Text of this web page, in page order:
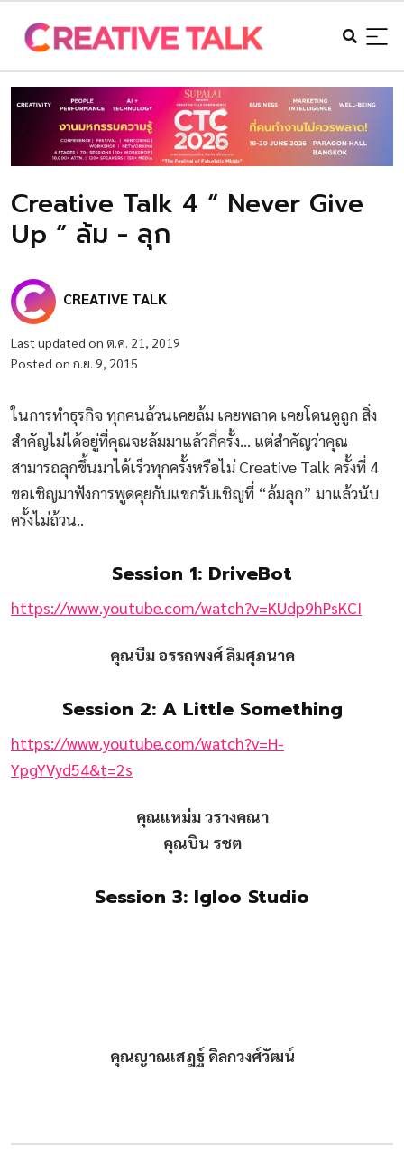
Creative Talk 4 “ Never Give
Up ” ล้ม - ลุก
CREATIVE TALK
Last updated on ต.ค. 21, 2019
Posted on ก.ย. 9, 2015
ในการทําธุรกิจ ทุกคนล้วนเคยล้ม เคยพลาด เคยโดนดูถูก สิ่ง
สําคัญไม่ได้อยู่ที่คุณจะล้มมาแล้วกี่ครั้ง… แต่สําคัญว่าคุณ
สามารถลุกขึ้นมาได้เร็วทุกครั้งหรือไม่ Creative Talk ครั้งที่ 4
ขอเชิญมาฟังการพูดคุยกับแขกรับเชิญที่ “ล้มลุก” มาแล้วนับ
ครั้งไม่ถ้วน..
Session 1: DriveBot
https://www.youtube.com/watch?v=KUdp9hPsKCI
คุณบีม อรรถพงศ์ ลิมศุภนาค
Session 2: A Little Something
https://www.youtube.com/watch?v=H-
YpgYVyd54&t=2s
คุณแหม่ม วรางคณา
คุณบิน รชต
Session 3: Igloo Studio
คุณญาณเสฎฐ์ ดิลกวงศ์วัฒน์